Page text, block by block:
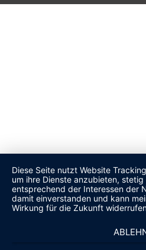
Diese Seite nutzt Website
um ihre Dienste anzubieten,
entsprechend der Interessen der
damit einverstanden und kann
Wirkung für die Zukunft